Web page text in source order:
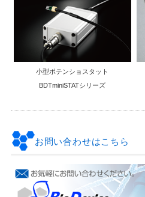
小型ポテンショスタット
BDTminiSTATシリーズ
お問い合わせはこちら